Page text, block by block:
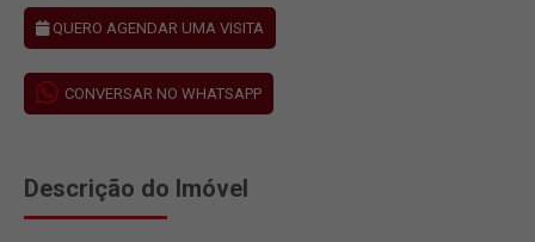
QUERO AGENDAR UMA VISITA
CONVERSAR NO WHATSAPP
Descrição do Imóvel